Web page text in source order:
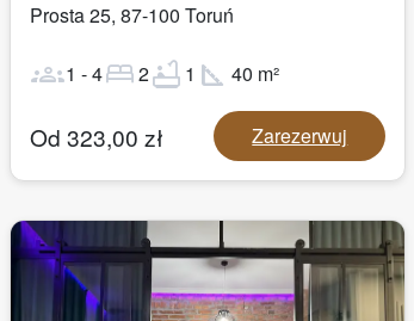
Prosta 25, 87-100 Toruń
groups1 -4bed2bathtub 1 square_foot 40 m²
Od 323,00 zł Zarezerwuj